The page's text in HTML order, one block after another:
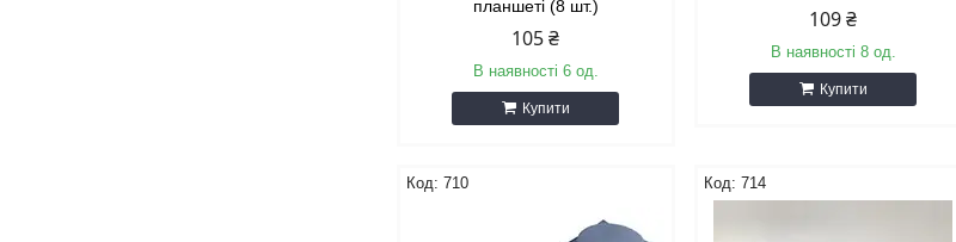
планшеті (8 шт.)
105 ₴
В наявності 6 од.
Купити
109 ₴
В наявності 8 од.
Купити
710 714